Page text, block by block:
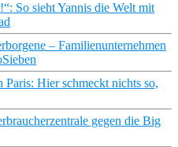
So sieht Yannis die Welt mit
– Familienunternehmen
Paris: Hier schmeckt nichts so,
gegen die Big